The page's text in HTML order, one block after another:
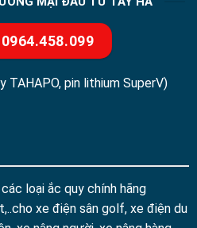
TAHAPO, pin lithium SuperV)
loại ắc quy chính hãng
xe điện sân golf, xe điện du